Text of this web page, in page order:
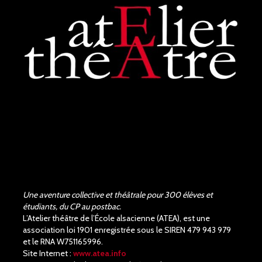
les acteurs et la...
voir plus
Judith Aubry.
Bravo !!! Que de bons
acteurs !! Quel beau travail.
Un Richard III de très bonne
qualité.
Une aventure collective et théâtrale pour 300 élèves et
étudiants, du CP au postbac.
L’Atelier théâtre de l’École alsacienne (ATEA), est une
association loi 1901 enregistrée sous le SIREN 479 943 979
et le RNA W751165996.
Site Internet : www.atea.info